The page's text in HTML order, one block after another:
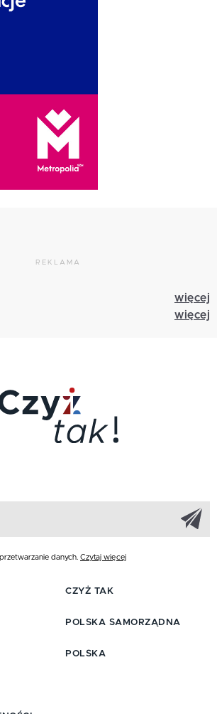
REKLAMA
więcej
więcej
danych. Czytaj więcej
CZYŻ TAK
POLSKA SAMORZĄDNA
POLSKA